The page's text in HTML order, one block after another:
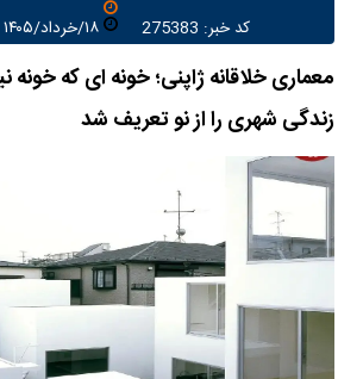
کد خبر: 275383
معماری خلاقانه ژاپنی؛ خونه ای که
زندگی شهری را از نو تعریف شد